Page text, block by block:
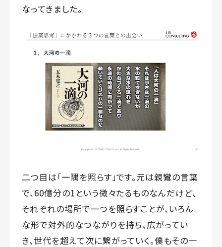
なってきました。
二つ目は「一隅を照らす」です。元は親鸞の言葉
で、60億分の1という微々たるものなんだけど、
それぞれの場所で一つを照らすことが、いろん
な形で対外的なつながりを持ち、広がってい
き、世代を超えて次に繋がっていく。僕もその一